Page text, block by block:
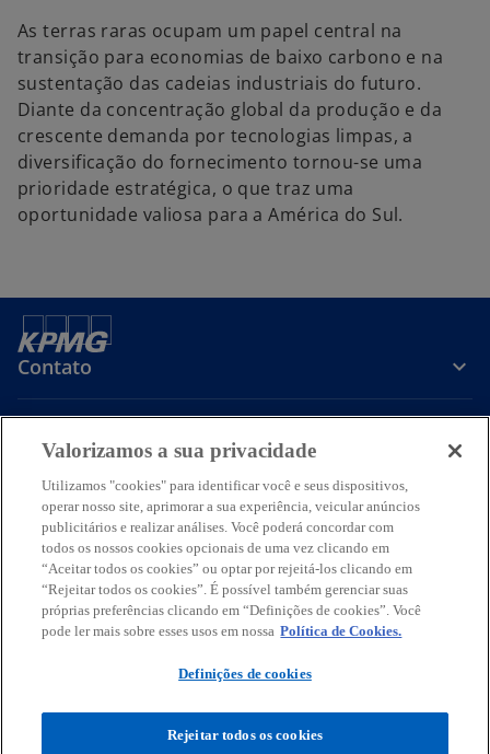
As terras raras ocupam um papel central na
transição para economias de baixo carbono e na
sustentação das cadeias industriais do futuro.
Diante da concentração global da produção e da
crescente demanda por tecnologias limpas, a
diversificação do fornecimento tornou-se uma
prioridade estratégica, o que traz uma
oportunidade valiosa para a América do Sul.
Contato
Sobre a KPMG
Serviços
a
b
r
e
m
u
m
a
b
r
e
m
u
m
a
b
r
e
m
u
m
a
b
r
e
u
a
b
r
e
u
Termos de usoPrivacidadeAcessibilidadeAjudaGlossário
brasileira, de responsabilidade limitada e firma-membro da
licenciadas da KPMG International Limited, uma empresa inglesa
privada de responsabilidade limitada. Todos os direitos reservados.
Valorizamos a sua privacidade
Utilizamos "cookies" para identificar você e seus dispositivos,
operar nosso site, aprimorar a sua experiência, veicular anúncios
publicitários e realizar análises. Você poderá concordar com
todos os nossos cookies opcionais de uma vez clicando em
“Aceitar todos os cookies” ou optar por rejeitá-los clicando em
“Rejeitar todos os cookies”. É possível também gerenciar suas
próprias preferências clicando em “Definições de cookies”. Você
pode ler mais sobre esses usos em nossa Política de Cookies.
Definições de cookies
Rejeitar todos os cookies